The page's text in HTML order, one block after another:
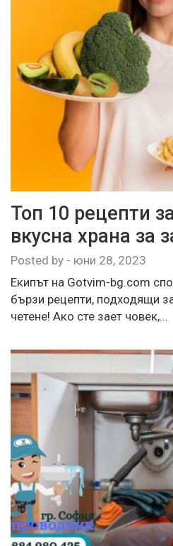
Топ 10 рецепти
вкусна храна за
Posted by - юни 28, 2023
Екипът на Gotvim-bg.com
бързи рецепти, подходящи
четене! Ако сте зает човек,…